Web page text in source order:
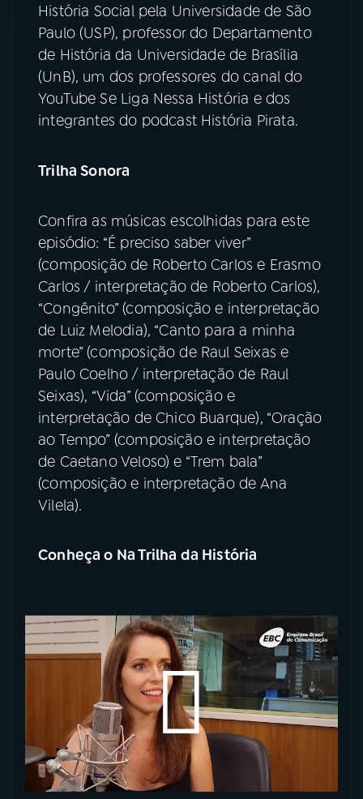
História Social pela Universidade de São
Paulo (USP), professor do Departamento
de História da Universidade de Brasília
(UnB), um dos professores do canal do
YouTube Se Liga Nessa História e dos
integrantes do podcast História Pirata.
Trilha Sonora
Confira as músicas escolhidas para este
episódio: “É preciso saber viver”
(composição de Roberto Carlos e Erasmo
Carlos / interpretação de Roberto Carlos),
“Congênito” (composição e interpretação
de Luiz Melodia), “Canto para a minha
morte” (composição de Raul Seixas e
Paulo Coelho / interpretação de Raul
Seixas), “Vida” (composição e
interpretação de Chico Buarque), “Oração
ao Tempo” (composição e interpretação
de Caetano Veloso) e “Trem bala”
(composição e interpretação de Ana
Vilela).
Conheça o Na Trilha da História